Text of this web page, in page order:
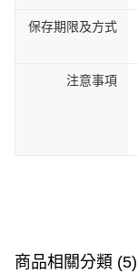
保存期限及方式
注意事項
商品相關分類 (5)